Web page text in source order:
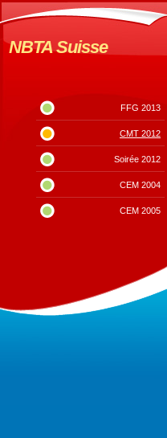
NBTA Suisse
FFG 2013
CMT 2012
Soirée 2012
CEM 2004
CEM 2005